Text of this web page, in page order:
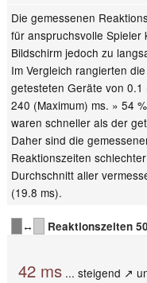
Die gemessenen
für anspruchsvolle Spieler
Bildschirm jedoch zu
Im Vergleich rangierten
getesteten Geräte von 0.1
240 (Maximum) ms. » 54
waren schneller als der
Daher sind die
Reaktionszeiten
Durchschnitt aller
(19.8 ms).
↔ Reaktionszeiten
42 ms... steigend ↗